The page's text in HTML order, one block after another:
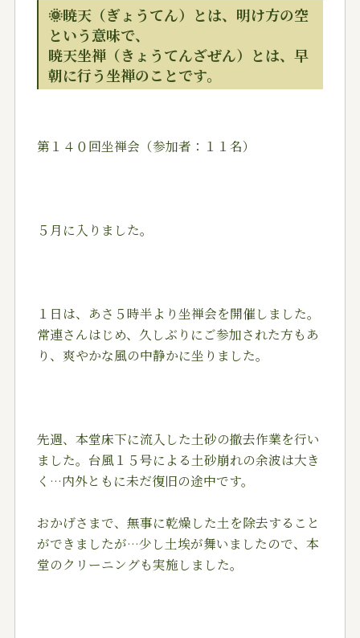
🌞暁天（ぎょうてん）とは、明け方の空
という意味で、
暁天坐禅（きょうてんざぜん）とは、早
朝に行う坐禅のことです。
第１４０回坐禅会（参加者：１１名）
５月に入りました。
１日は、あさ５時半より坐禅会を開催しました。
常連さんはじめ、久しぶりにご参加された方もあ
り、爽やかな風の中静かに坐りました。
先週、本堂床下に流入した土砂の撤去作業を行い
ました。台風１５号による土砂崩れの余波は大き
く…内外ともに未だ復旧の途中です。
おかげさまで、無事に乾燥した土を除去すること
ができましたが…少し土埃が舞いましたので、本
堂のクリーニングも実施しました。